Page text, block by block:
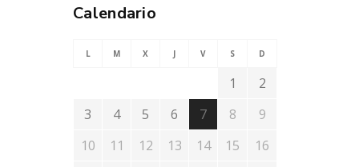
Calendario
L M X J V S D
1
2
3
4 5 6 7 8
9
10
11 12 13 14 15
16